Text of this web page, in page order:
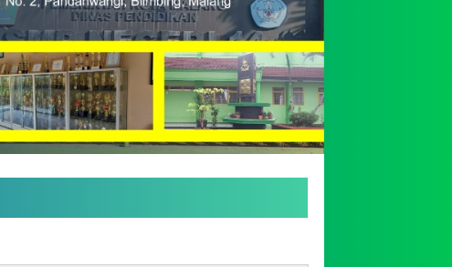
Ibu Umi Kulsum, S.Pd